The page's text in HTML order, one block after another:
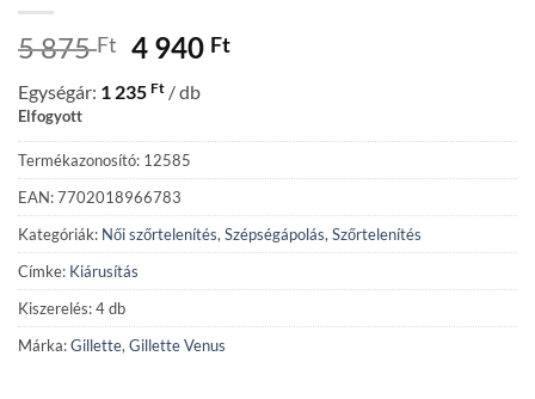
5 875Ft Original
price
was:
5
875 Ft.
4 940 FtCurrent
4
Egységár: 1 235 Ft / db
Elfogyott
Termékazonosító: 12585
EAN: 7702018966783
Kategóriák: Női szőrtelenítés, Szépségápolás, Szőrtelenítés
Címke: Kiárusítás
Kiszerelés: 4 db
Márka:Gillette, Gillette Venus